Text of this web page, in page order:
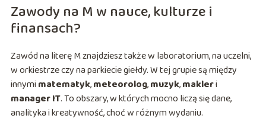
Zawody na M w nauce, kulturze i
finansach?
Zawód na literę M znajdziesz także w laboratorium, na uczelni,
w orkiestrze czy na parkiecie giełdy. W tej grupie są między
innymi matematyk,meteorolog,muzyk,makleri
manager IT. To obszary, w których mocno liczą się dane,
analityka i kreatywność, choć w różnym wydaniu.